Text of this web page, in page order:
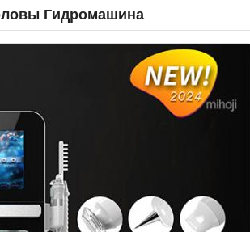
Гидромашина